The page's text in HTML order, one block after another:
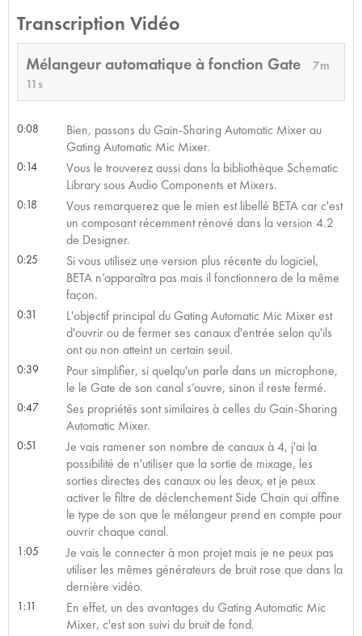
Transcription Vidéo
Mélangeur automatique à fonction Gate
7m
11s
0:08
Bien, passons du Gain-Sharing Automatic Mixer au
Gating Automatic Mic Mixer.
0:14
Vous le trouverez aussi dans la bibliothèque Schematic
Library sous Audio Components et Mixers.
0:18
Vous remarquerez que le mien est libellé BETA car c'est
un composant récemment rénové dans la version 4.2
de Designer.
0:25
Si vous utilisez une version plus récente du logiciel,
BETA n’apparaîtra pas mais il fonctionnera de la même
façon.
0:31
L'objectif principal du Gating Automatic Mic Mixer est
d'ouvrir ou de fermer ses canaux d'entrée selon qu'ils
ont ou non atteint un certain seuil.
0:39
Pour simplifier, si quelqu'un parle dans un microphone,
le le Gate de son canal s’ouvre, sinon il reste fermé.
0:47
Ses propriétés sont similaires à celles du Gain-Sharing
Automatic Mixer.
0:51
Je vais ramener son nombre de canaux à 4, j'ai la
possibilité de n'utiliser que la sortie de mixage, les
sorties directes des canaux ou les deux, et je peux
activer le filtre de déclenchement Side Chain qui affine
le type de son que le mélangeur prend en compte pour
ouvrir chaque canal.
1:05
Je vais le connecter à mon projet mais je ne peux pas
utiliser les mêmes générateurs de bruit rose que dans la
dernière vidéo.
1:11
En effet, un des avantages du Gating Automatic Mic
Mixer, c'est son suivi du bruit de fond.